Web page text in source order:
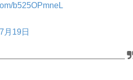
b525OPmneL
月19日